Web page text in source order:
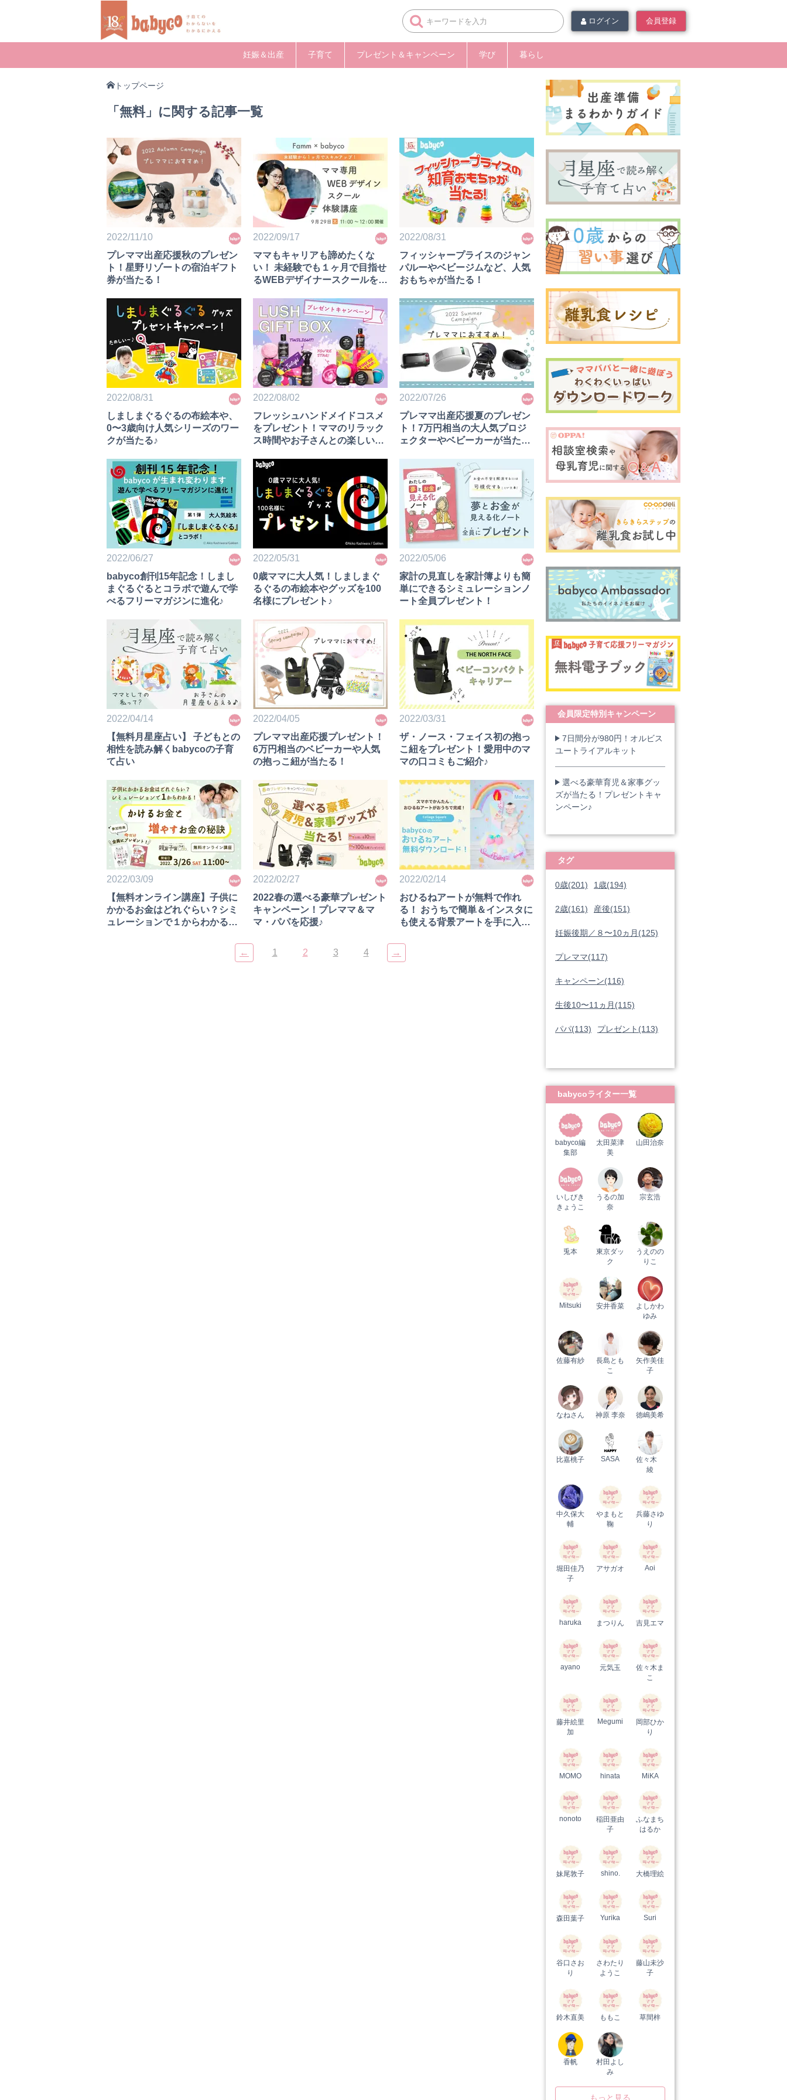
ログイン 会員登録
妊娠＆出産 子育て プレゼント＆キャンペーン 学び 暮らし
トップページ
「無料」に関する記事一覧
2022/11/10
プレママ出産応援秋のプレゼン
ト！星野リゾートの宿泊ギフト
券が当たる！
2022/09/17
ママもキャリアも諦めたくな
い！ 未経験でも１ヶ月で目指せ
るWEBデザイナースクールを体
開催】
2022/08/31
フィッシャープライスのジャン
パルーやベビージムなど、人気
おもちゃが当たる！
2022/08/31
しましまぐるぐるの布絵本や、
0〜3歳向け人気シリーズのワー
クが当たる♪
2022/08/02
フレッシュハンドメイドコスメ
をプレゼント！ママのリラック
ス時間やお子さんとの楽しいバ
2022/07/26
プレママ出産応援夏のプレゼン
ト！7万円相当の大人気プロジ
ェクターやベビーカーが当た
2022/06/27
babyco創刊15年記念！しまし
まぐるぐるとコラボで遊んで学
べるフリーマガジンに進化♪
2022/05/31
0歳ママに大人気！しましまぐ
るぐるの布絵本やグッズを100
名様にプレゼント♪
2022/05/06
家計の見直しを家計簿よりも簡
単にできるシミュレーションノ
ート全員プレゼント！
2022/04/14
【無料月星座占い】 子どもとの
相性を読み解くbabycoの子育
て占い
2022/04/05
プレママ出産応援プレゼント！
6万円相当のベビーカーや人気
の抱っこ紐が当たる！
2022/03/31
ザ・ノース・フェイス初の抱っ
こ紐をプレゼント！愛用中のマ
マの口コミもご紹介♪
2022/03/09
【無料オンライン講座】子供に
かかるお金はどれぐらい？シミ
ュレーションで１からわかる！
2022/02/27
2022春の選べる豪華プレゼント
キャンペーン！プレママ＆マ
マ・パパを応援♪
2022/02/14
おひるねアートが無料で作れ
る！ おうちで簡単＆インスタに
も使える背景アートを手に入れ
←
1 2 3 4 →
会員限定特別キャンペーン
7日間分が980円！オルビス
ユートライアルキット
選べる豪華育児＆家事グッ
ズが当たる！プレゼントキャ
ンペーン♪
タグ
0歳(201) 1歳(194)
2歳(161) 産後(151)
妊娠後期／８〜10ヵ月(125)
プレママ(117)
キャンペーン(116)
生後10〜11ヵ月(115)
パパ(113) プレゼント(113)
babycoライター一覧
babyco編
集部
太田菜津
美
山田治奈
いしびき
きょうこ
うるの加
奈
宗玄浩
兎本
東京ダッ
ク
うえのの
りこ
Mitsuki 安井香菜
よしかわ
ゆみ
佐藤有紗
長島とも
こ
矢作美佳
子
なねさん 神原 李奈 徳嶋美希
比嘉桃子 SASA
佐々木
綾
中久保大
輔
やまもと
鞠
兵藤さゆ
り
堀田佳乃
子
アサガオ Aoi
haruka まつりん 吉見エマ
ayano 元気玉
佐々木ま
こ
藤井絵里
加
Megumi
岡部ひか
り
MOMO hinata MiKA
nonoto
稲田亜由
子
ふなまち
はるか
妹尾敦子 shino. 大橋理絵
森田葉子 Yurika Suri
谷口さお
り
さわたり
ようこ
藤山未沙
子
鈴木直美 ももこ 草間梓
香帆
村田よし
み
もっと見る